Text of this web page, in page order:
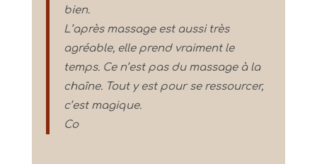
bien.
L’après massage est aussi très
agréable, elle prend vraiment le
temps. Ce n’est pas du massage à la
chaîne. Tout y est pour se ressourcer,
c’est magique.
Co